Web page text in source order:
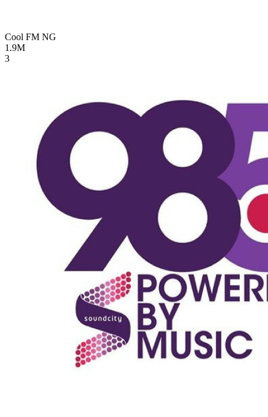
Cool FM NG
1.9M
3